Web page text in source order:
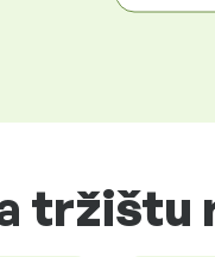
tržištu